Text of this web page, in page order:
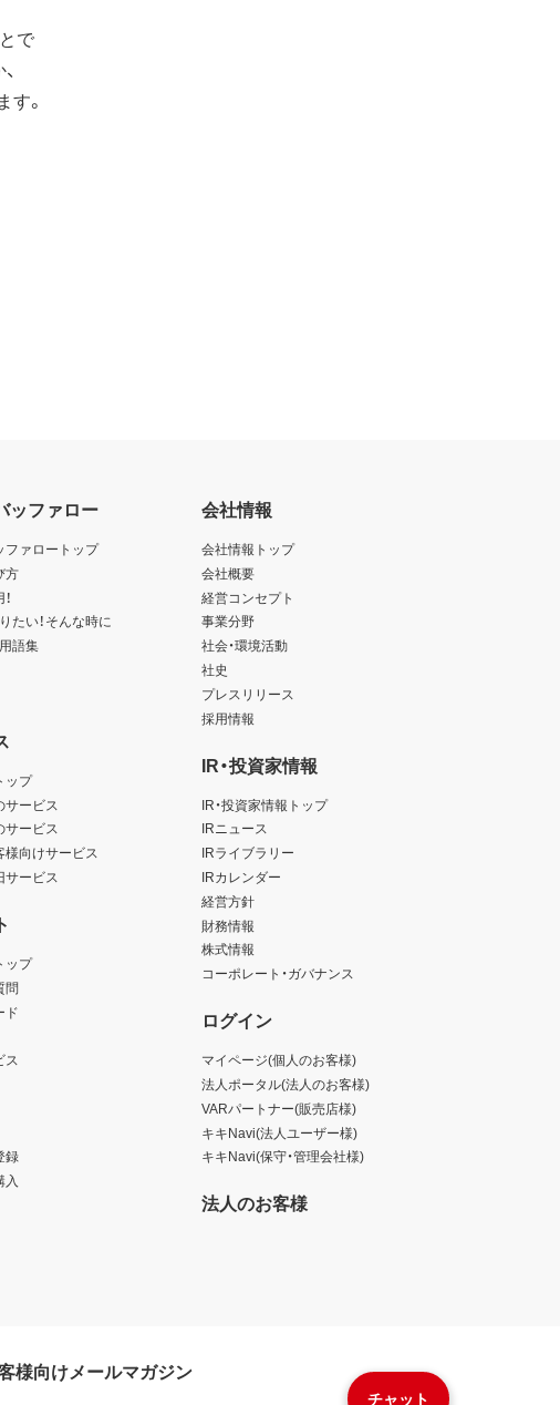
で
。
チャット
ッファロー
ファロートップ
方
たい！そんな時に
語集
ップ
サービス
サービス
様向けサービス
サービス
ップ
問
ド
ス
録
入
会社情報
会社情報トップ
会社概要
経営コンセプト
事業分野
社会・環境活動
社史
プレスリリース
採用情報
IR・投資家情報
IR・投資家情報トップ
IRニュース
IRライブラリー
IRカレンダー
経営方針
財務情報
株式情報
コーポレート・ガバナンス
ログイン
マイページ(個人のお客様)
法人ポータル(法人のお客様)
VARパートナー(販売店様)
キキNavi(法人ユーザー様)
キキNavi(保守・管理会社様)
法人のお客様
様向けメールマガジン